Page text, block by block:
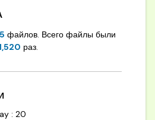
файлов. Всего файлы были
раз.
: 20